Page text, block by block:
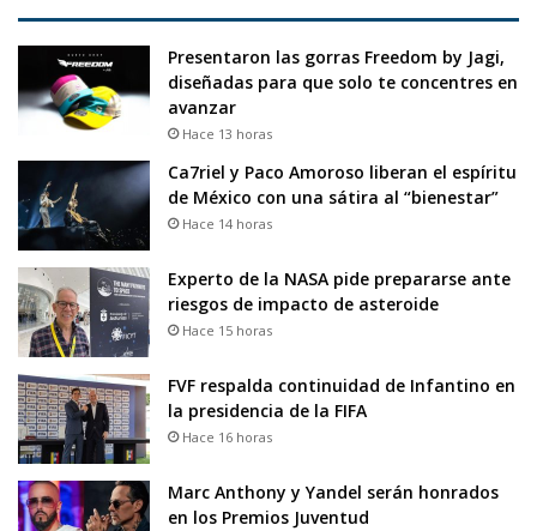
Presentaron las gorras Freedom by Jagi,
diseñadas para que solo te concentres en
avanzar
Hace 13 horas
Ca7riel y Paco Amoroso liberan el espíritu
de México con una sátira al “bienestar”
Hace 14 horas
Experto de la NASA pide prepararse ante
riesgos de impacto de asteroide
Hace 15 horas
FVF respalda continuidad de Infantino en
la presidencia de la FIFA
Hace 16 horas
Marc Anthony y Yandel serán honrados
en los Premios Juventud